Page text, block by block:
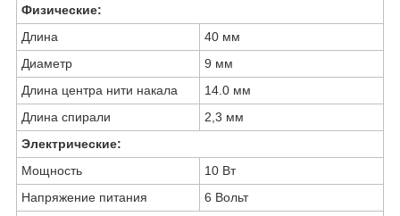
Физические:
Длина
40 мм
Диаметр
9 мм
Длина центра нити накала
14.0 мм
Длина спирали
2,3 мм
Электрические:
Мощность
10 Вт
Напряжение питания
6 Вольт